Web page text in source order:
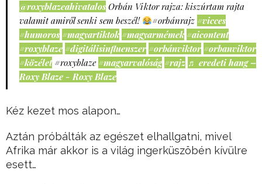
@roxyblazeahivatalos Orbán Viktor rajza: kiszúrtam rajta
valamit amiről senki sem beszél!
#orbánrajz #vicces
#humoros #magyartiktok #magyarmémek #aicontent
#roxyblaze #digitálisinfluenszer #orbánviktor #orbanviktor
#közélet #roxyblaze #magyarvalóság #rajz ♬ eredeti hang –
Roxy Blaze - Roxy Blaze
Kéz kezet mos alapon…
Aztán próbálták az egészet elhallgatni, mivel
Afrika már akkor is a világ ingerküszöbén kívülre
esett…